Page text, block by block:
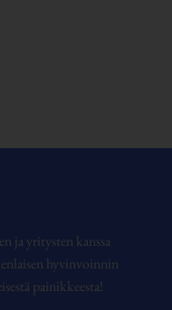
ja yritysten kanssa
hyvinvoinnin
painikkeesta!